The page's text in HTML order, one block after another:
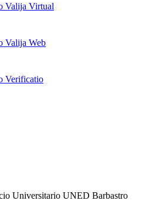
Valija Virtual
Valija Web
Verificatio
Universitario UNED Barbastro